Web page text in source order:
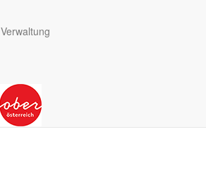
Verwaltung